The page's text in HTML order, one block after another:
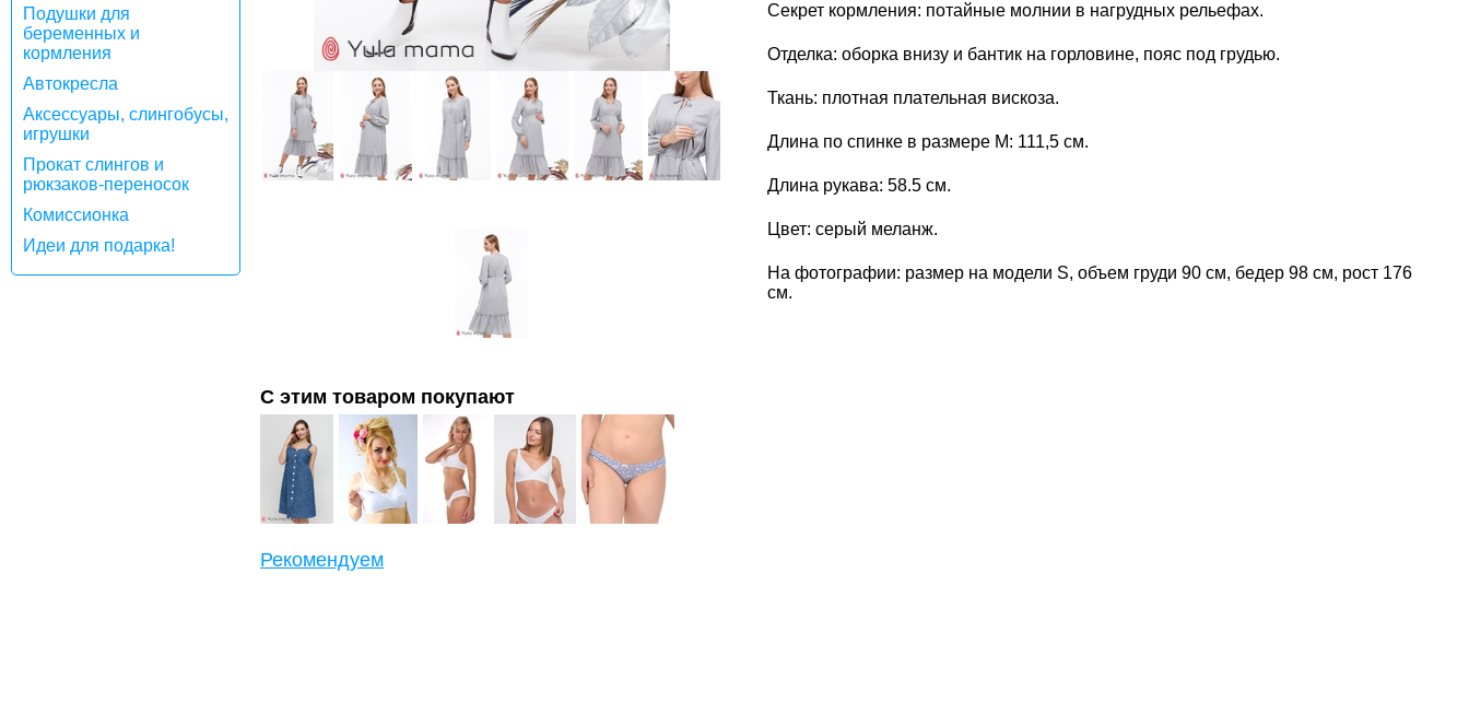
Подушки для
беременных и
кормления
Автокресла
Аксессуары, слингобусы,
игрушки
Прокат слингов и
рюкзаков-переносок
Комиссионка
Идеи для подарка!
С этим товаром покупают
Рекомендуем
Секрет кормления: потайные молнии в нагрудных рельефах.
Отделка: оборка внизу и бантик на горловине, пояс под грудью.
Ткань: плотная плательная вискоза.
Длина по спинке в размере М: 111,5 см.
Длина рукава: 58.5 см.
Цвет: серый меланж.
На фотографии: размер на модели S, объем груди 90 см, бедер 98 см, рост 176
см.